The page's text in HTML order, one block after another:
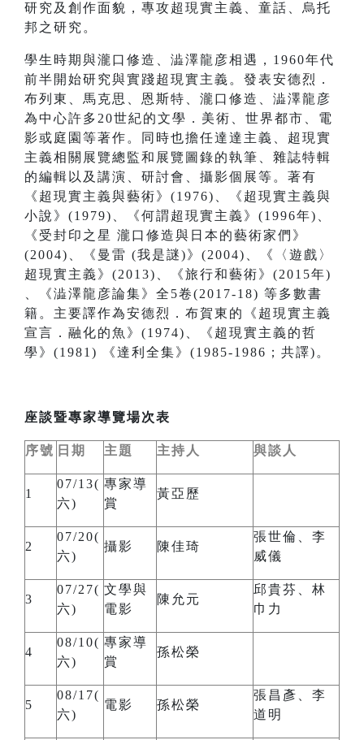
研究及創作面貌，專攻超現實主義、童話、烏托
邦之研究。
學生時期與瀧口修造、澁澤龍彦相遇，1960年代
前半開始研究與實踐超現實主義。發表安德烈．
布列東、馬克思、恩斯特、瀧口修造、澁澤龍彦
為中心許多20世紀的文學．美術、世界都市、電
影或庭園等著作。同時也擔任達達主義、超現實
主義相關展覽總監和展覽圖錄的執筆、雜誌特輯
的編輯以及講演、研討會、攝影個展等。著有
《超現實主義與藝術》(1976)、《超現實主義與
小說》(1979)、《何謂超現實主義》(1996年)、
《受封印之星 瀧口修造與日本的藝術家們》
(2004)、《曼雷 (我是謎)》(2004)、《〈遊戲〉
超現實主義》(2013)、《旅行和藝術》(2015年)
、《澁澤龍彦論集》全5卷(2017-18) 等多數書
籍。主要譯作為安德烈．布賀東的《超現實主義
宣言．融化的魚》(1974)、《超現實主義的哲
學》(1981) 《達利全集》(1985-1986；共譯)。
座談暨專家導覽場次表
序號 日期 主題 主持人 與談人
1
07/13(
六)
專家導
賞
黃亞歷
2
07/20(
六)
攝影 陳佳琦
張世倫、李
威儀
3
07/27(
六)
文學與
電影
陳允元
邱貴芬、林
巾力
4
08/10(
六)
專家導
賞
孫松榮
5
08/17(
六)
電影 孫松榮
張昌彥、李
道明